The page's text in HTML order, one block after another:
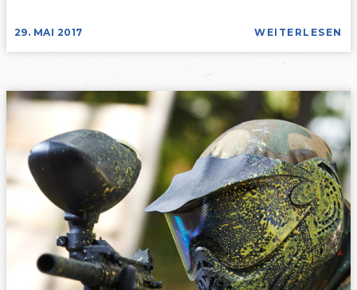
29. MAI 2017 WEITERLESEN